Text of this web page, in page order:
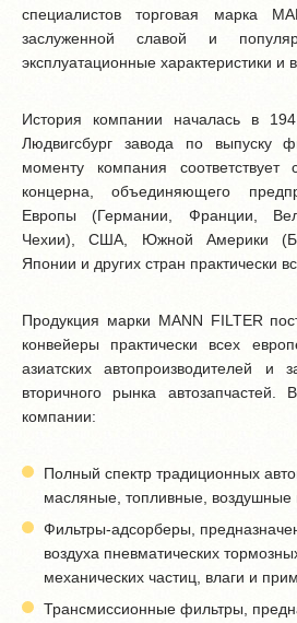
специалистов торговая марка
заслуженной славой и
эксплуатационные характеристики и
История компании началась в
Людвигсбург завода по выпуску
моменту компания соответствует
концерна, объединяющего
Европы (Германии, Франции,
Чехии), США, Южной Америки
Японии и других стран практически
Продукция марки MANN FILTER
конвейеры практически всех
азиатских автопроизводителей и
вторичного рынка автозапчастей.
компании:
Полный спектр традиционных
масляные, топливные, воздушные
Фильтры-адсорберы,
воздуха пневматических
механических частиц, влаги и
Трансмиссионные фильтры,